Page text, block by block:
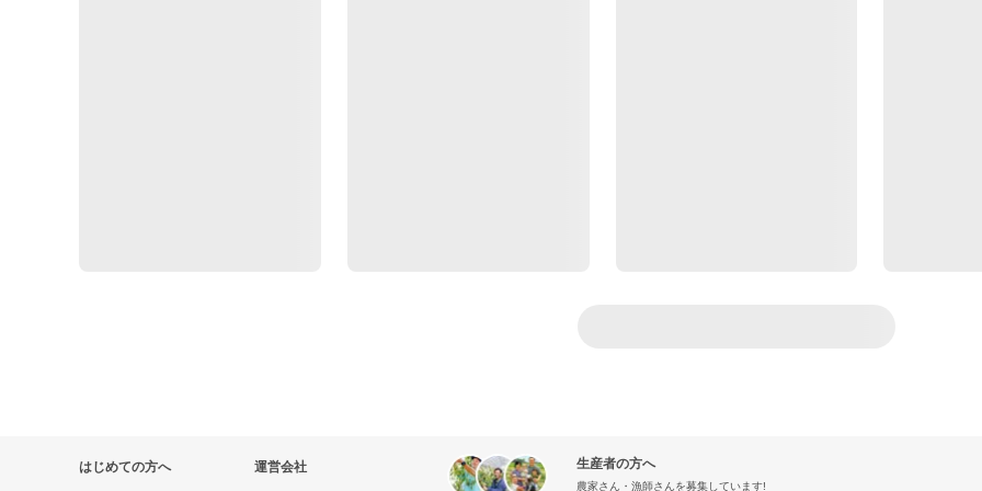
はじめての方へ 運営会社 生産者の方へ
農家さん・漁師さんを募集しています!